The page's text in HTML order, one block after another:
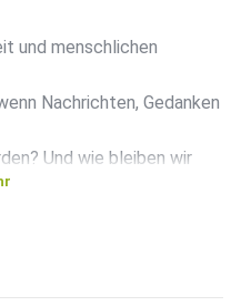
und menschlichen
Nachrichten, Gedanken
Und wie bleiben wir